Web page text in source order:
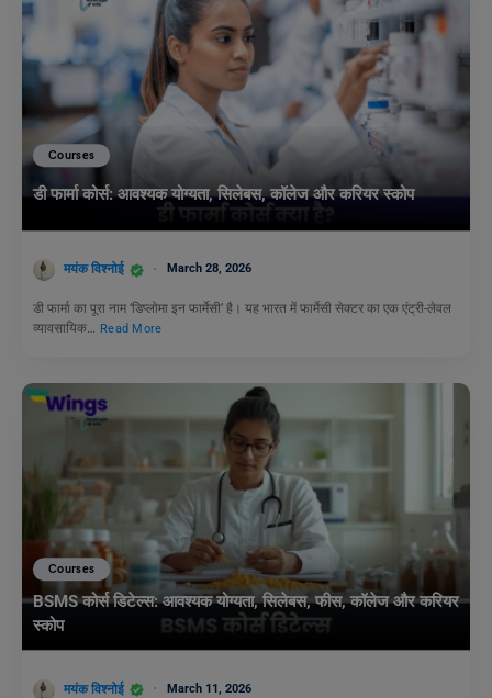
Courses
डी फार्मा कोर्स: आवश्यक योग्यता, सिलेबस, कॉलेज और करियर स्कोप
मयंक विश्नोई March 28, 2026
डी फार्मा का पूरा नाम ‘डिप्लोमा इन फार्मेसी’ है। यह भारत में फार्मेसी सेक्टर का एक एंट्री-लेवल
व्यावसायिक… Read More
Courses
BSMS कोर्स डिटेल्स: आवश्यक योग्यता, सिलेबस, फीस, कॉलेज और करियर
स्कोप
मयंक विश्नोई March 11, 2026